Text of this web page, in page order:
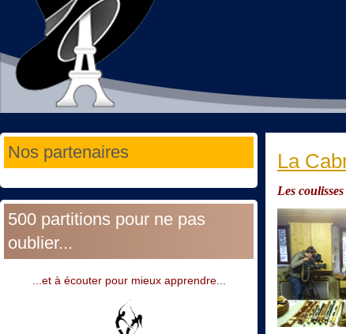
Nos partenaires
500 partitions pour ne pas
oublier...
...et à écouter pour mieux apprendre...
La
Les